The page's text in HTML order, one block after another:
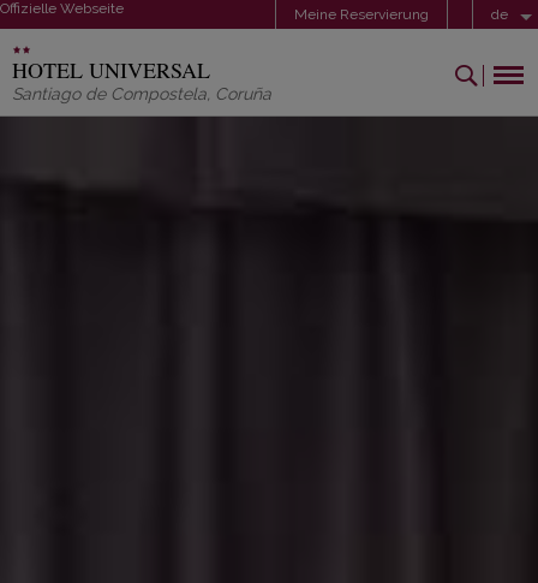
Offizielle Webseite Meine Reservierung de
HOTEL UNIVERSAL
Santiago de Compostela Coruña